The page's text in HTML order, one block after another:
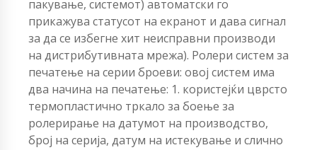
пакување, системот) автоматски го
прикажува статусот на екранот и дава сигнал
за да се избегне хит неисправни производи
на дистрибутивната мрежа). Ролери систем за
печатење на серии броеви: овој систем има
два начина на печатење: 1. користејќи цврсто
термопластично тркало за боење за
ролерирање на датумот на производство,
број на серија, датум на истекување и слично